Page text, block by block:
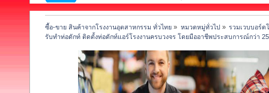
ซื้อ-ขาย สินค้าจากโรงงานอุตสาหกรรม ทั่วไทย » หมวดหมู่ทั่วไป» รวมเวบบอร์ด
รับทำท่อดักท์ ติดตั้งท่อดักท์แอร์โรงงานครบวงจร โดยมืออาชีพประสบการณ์กว่า